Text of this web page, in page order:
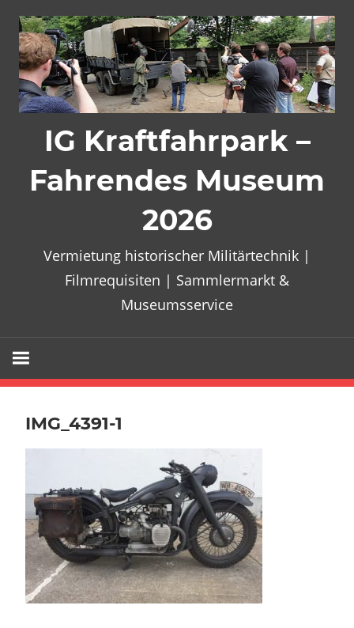
Inhalt
springen
IG Kraftfahrpark –
Fahrendes Museum
2026
Vermietung historischer Militärtechnik |
Filmrequisiten | Sammlermarkt &
Museumsservice
IMG_4391-1